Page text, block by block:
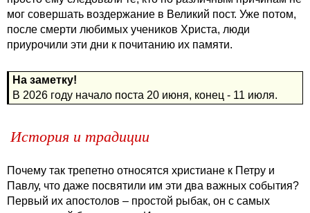
мог совершать воздержание в Великий пост. Уже потом,
после смерти любимых учеников Христа, люди
приурочили эти дни к почитанию их памяти.
На заметку!
В 2026 году начало поста 20 июня, конец - 11 июля.
История и традиции
Почему так трепетно относятся христиане к Петру и
Павлу, что даже посвятили им эти два важных события?
Первый их апостолов – простой рыбак, он с самых